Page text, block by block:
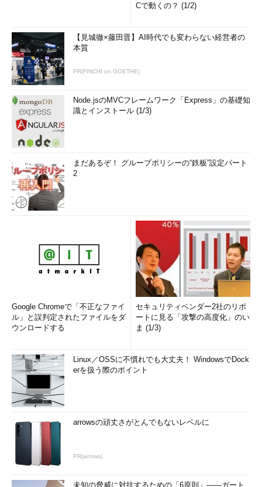
う。ファイル名を「helloworld2」とします。
Helloworld2
cat <<
EOF
Hello
EOF
さっそく実行してみましょう。
Hello
Helloworld2では、「≪」と最後の「EOF」にはさまれた部分
を「標準入力」として取り込み、catというプログラムへ渡して
実行させています。実はここにある最初の“EOF”は、ほかの文字
列であってもなんでもかまいません。ただし、最後の「EOF」
（3行目のEOF）は、必ず行頭から始まっている必要があります
（スクリプト内でタブなどを使って整形している場合は注意する
標準入力は標準出力と同じように、デフォルトでは画面から
（つまりプロンプトから）の入力に割り当てられています。しか
しこのように、その標準入力も、リダイレクトを使って「すりか
え」ができます。
catというコマンドは詳しく言うと、「与えられた引数をファ
が存在しない場合は、標準入力から読み込んで標準出力へ出力す
る」というコマンドです。今回の例題では、「引数が存在しない
場合」の使い方に相当します。もともとはこのcatという名前は
「ファイルをつなげる」という意味の英語のconcatenateから来
ではこのcatを使って、いろいろやってみましょう。
$ echo
Cで動くの？ (1/2)
【見城徹×藤田晋】AI時代でも変わらない経営者の
本質
PR(FINCHI on GOETHE)
Node.jsのMVCフレームワーク「Express」の基礎知
識とインストール (1/3)
まだあるぞ！ グループポリシーの“鉄板”設定パート
2
Google Chromeで「不正なファイ
ル」と誤判定されたファイルをダ
ウンロードする
セキュリティベンダー2社のリポ
ートに見る「攻撃の高度化」のい
ま (1/3)
Linux／OSSに不慣れでも大丈夫！ WindowsでDock
erを扱う際のポイント
arrowsの頑丈さがとんでもないレベルに
PR(arrows)
未知の脅威に対抗するための「6原則」――ガート